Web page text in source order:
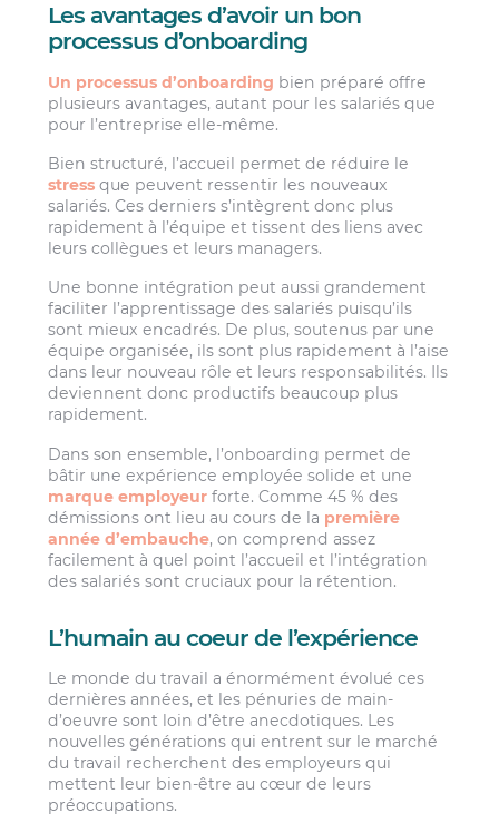
Les avantages d’avoir un bon
processus d’onboarding
Un processus d’onboarding bien préparé offre
plusieurs avantages, autant pour les salariés que
pour l’entreprise elle-même.
Bien structuré, l’accueil permet de réduire le
stress que peuvent ressentir les nouveaux
salariés. Ces derniers s’intègrent donc plus
rapidement à l’équipe et tissent des liens avec
leurs collègues et leurs managers.
Une bonne intégration peut aussi grandement
faciliter l’apprentissage des salariés puisqu’ils
sont mieux encadrés. De plus, soutenus par une
équipe organisée, ils sont plus rapidement à l’aise
dans leur nouveau rôle et leurs responsabilités. Ils
deviennent donc productifs beaucoup plus
rapidement.
Dans son ensemble, l’onboarding permet de
bâtir une expérience employée solide et une
marque employeur forte. Comme 45 % des
démissions ont lieu au cours de la première
année d’embauche, on comprend assez
facilement à quel point l’accueil et l’intégration
des salariés sont cruciaux pour la rétention.
L’humain au coeur de l’expérience
Le monde du travail a énormément évolué ces
dernières années, et les pénuries de main-
d’oeuvre sont loin d’être anecdotiques. Les
nouvelles générations qui entrent sur le marché
du travail recherchent des employeurs qui
mettent leur bien-être au cœur de leurs
préoccupations.